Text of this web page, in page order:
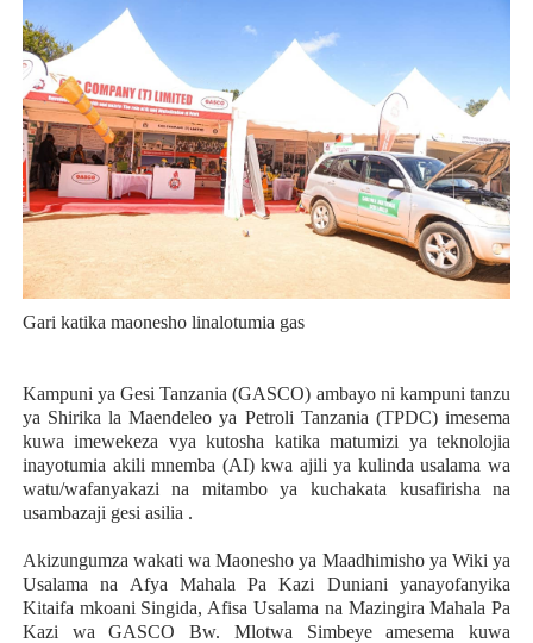
Gari katika maonesho linalotumia gas
Kampuni ya Gesi Tanzania (GASCO) ambayo ni kampuni tanzu
ya Shirika la Maendeleo ya Petroli Tanzania (TPDC) imesema
kuwa imewekeza vya kutosha katika matumizi ya teknolojia
inayotumia akili mnemba (AI) kwa ajili ya kulinda usalama wa
watu/wafanyakazi na mitambo ya kuchakata kusafirisha na
usambazaji gesi asilia .
Akizungumza wakati wa Maonesho ya Maadhimisho ya Wiki ya
Usalama na Afya Mahala Pa Kazi Duniani yanayofanyika
Kitaifa mkoani Singida, Afisa Usalama na Mazingira Mahala Pa
Kazi wa GASCO Bw. Mlotwa Simbeye amesema kuwa